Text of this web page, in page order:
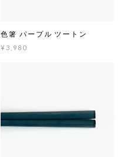
色箸 パープル ツートン
¥3,980